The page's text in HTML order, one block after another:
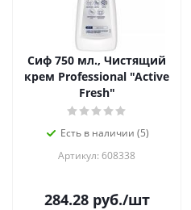
Сиф 750 мл., Чистящий
крем Professional "Active
Fresh"
Есть в наличии (5)
Артикул: 608338
284.28руб./шт